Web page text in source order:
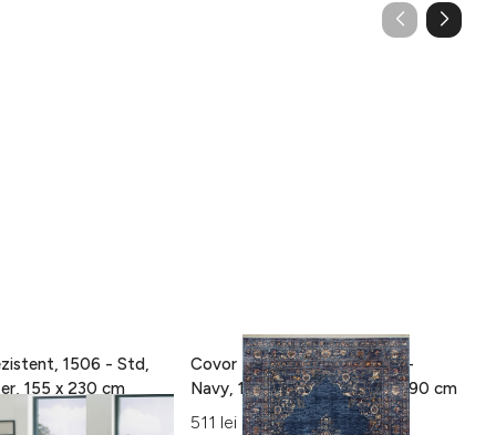
1506 - Std,
100% poliester, 155 x 230 cm
Covor Eko rezistent, ALT 01 -
Navy, 100% poliester, 130 x 190 cm
511 lei